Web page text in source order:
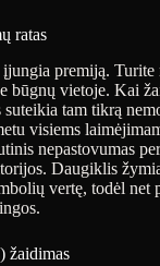
ratas
įjungia premiją.
būgnų vietoje. Kai
tam tikrą
visiems
nepastovumas
Daugiklis
vertę, todėl net
žaidimas